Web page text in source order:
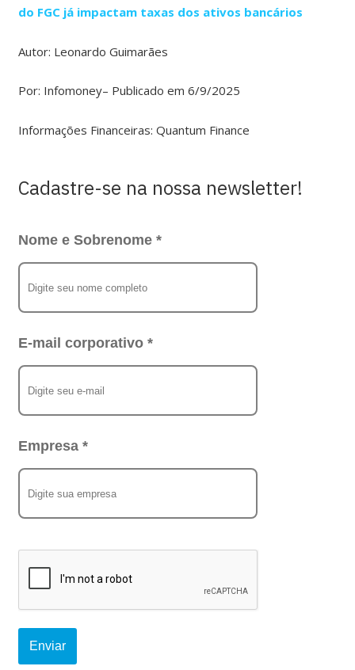
do FGC já impactam taxas dos ativos bancários
Autor: Leonardo Guimarães
Por: Infomoney– Publicado em 6/9/2025
Informações Financeiras: Quantum Finance
Cadastre-se na nossa newsletter!